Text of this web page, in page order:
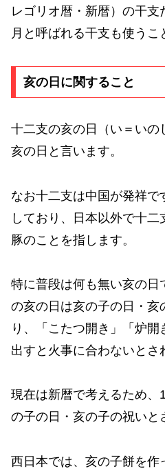
レゴリオ暦・新暦）の干
月と呼ばれる干支も使うこ
亥の日に関すること
十二支の亥の日（い＝いの
亥の日と言います。
なお十二支は中国が発祥で
しており、日本以外で十
豚のことを指します。
特に普段は何も無い亥の日
の亥の日は亥の子の日・亥
り、「こたつ開き」「炉
出すと火事に合わないとさ
現在は新暦で考えるため、
の子の日・亥の子の祝いと
西日本では、亥の子餅を作